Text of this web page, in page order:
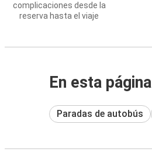
complicaciones desde la
reserva hasta el viaje
En esta página
Paradas de autobús